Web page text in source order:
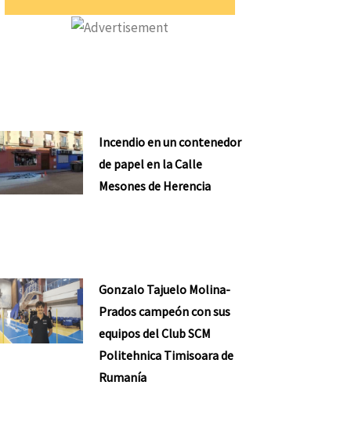
Incendio en un contenedor
de papel en la Calle
Mesones de Herencia
Gonzalo Tajuelo Molina-
Prados campeón con sus
equipos del Club SCM
Politehnica Timisoara de
Rumanía